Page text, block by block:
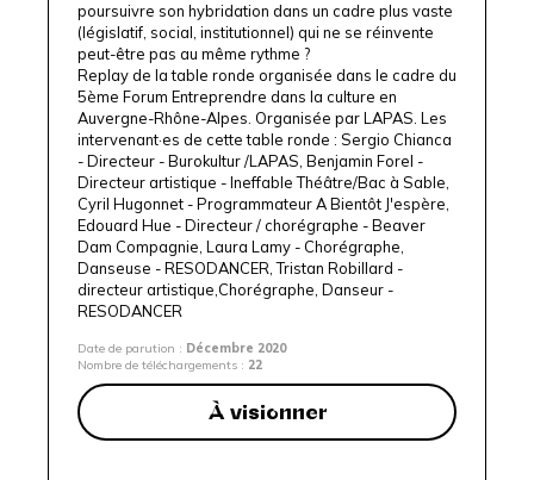
poursuivre son hybridation dans un cadre plus vaste
(législatif, social, institutionnel) qui ne se réinvente
peut-être pas au même rythme ?
Replay de la table ronde organisée dans le cadre du
5ème Forum Entreprendre dans la culture en
Auvergne-Rhône-Alpes. Organisée parLAPAS . Les
intervenant·es de cette table ronde : Sergio Chianca
- Directeur -Burokultur/LAPAS , Benjamin Forel -
Directeur artistique -Ineffable Théâtre/Bac à Sable,
Cyril Hugonnet - ProgrammateurA Bientôt J'espère
Edouard Hue - Directeur / chorégraphe -Beaver
Dam Compagnie , Laura Lamy - Chorégraphe,
Danseuse -RESODANCER , Tristan Robillard -
directeur artistique,Chorégraphe, Danseur -
RESODANCER
Date de parution : Décembre 2020
Nombre de téléchargements : 22
À visionner